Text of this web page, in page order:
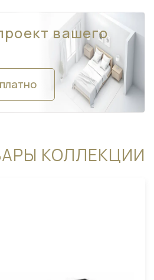
вашего
КОЛЛЕКЦИИ